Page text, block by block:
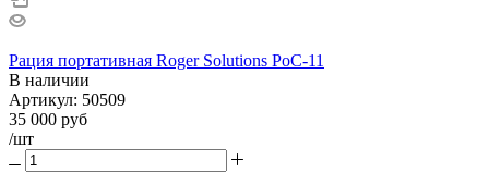
Рация портативная Roger Solutions PoC-11
В наличии
Артикул: 50509
35 000 руб
/шт